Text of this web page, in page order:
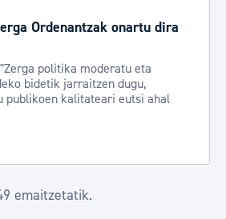
Ordenantzak onartu dira
politika moderatu eta
bidetik jarraitzen dugu,
publikoen kalitateari eutsi ahal
emaitzetatik.